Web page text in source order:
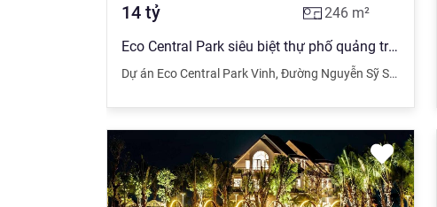
14 tỷ 246 m²
Eco Central Park siêu biệt thự phố quảng trường
Dự án Eco Central Park Vinh, Đường Nguyễn Sỹ Sách